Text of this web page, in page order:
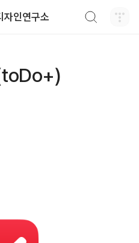
자인연구소